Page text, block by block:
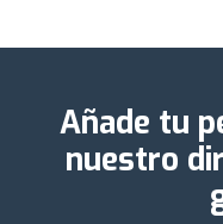
Añade tu
nuestro